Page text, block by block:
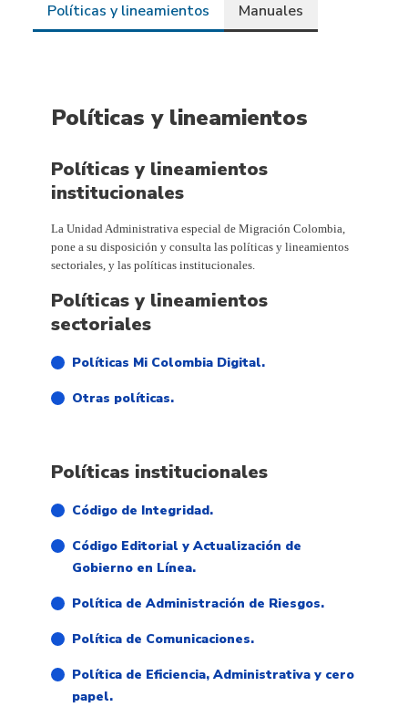
Políticas y lineamientos Manuales
Políticas y lineamientos
Políticas y lineamientos
institucionales
La Unidad Administrativa especial de Migración Colombia,
pone a su disposición y consulta las políticas y lineamientos
sectoriales, y las políticas institucionales.
Políticas y lineamientos
sectoriales
Políticas Mi Colombia Digital.
Otras políticas.
Políticas institucionales
Código de Integridad.
Código Editorial y Actualización de
Gobierno en Línea.
Política de Administración de Riesgos.
Política de Comunicaciones.
Política de Eficiencia, Administrativa y cero
papel.